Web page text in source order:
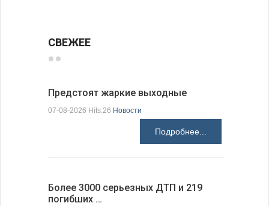
СВЕЖЕЕ
Предстоят жаркие выходные
07-08-2026 Hits:26 Новости
Подробнее...
Более 3000 серьезных ДТП и 219
погибших …